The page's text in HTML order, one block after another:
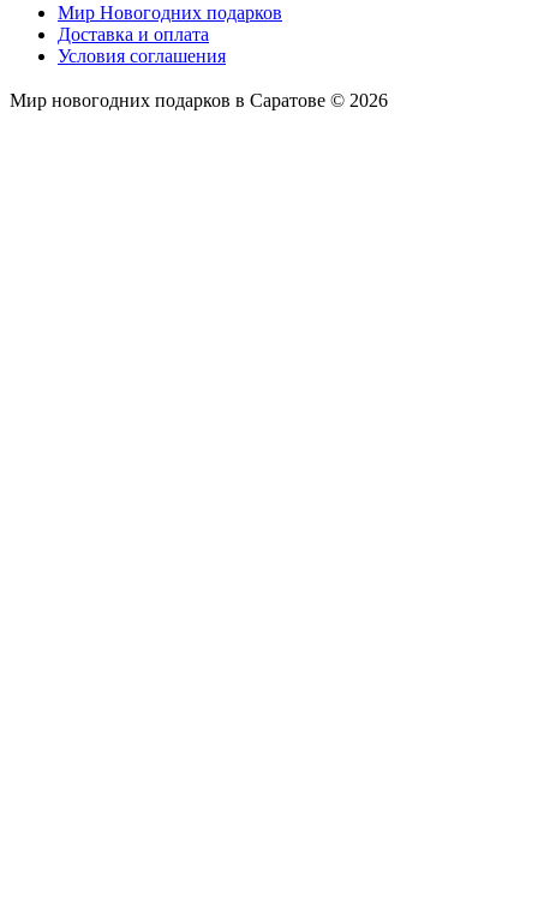
Мир Новогодних подарков
Доставка и оплата
Условия соглашения
Мир новогодних подарков в Саратове © 2026